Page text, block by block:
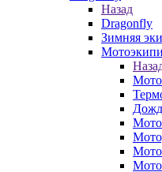
Назад
Dragonfly
Зимняя